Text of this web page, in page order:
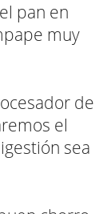
pan en
muy
de
el
sea